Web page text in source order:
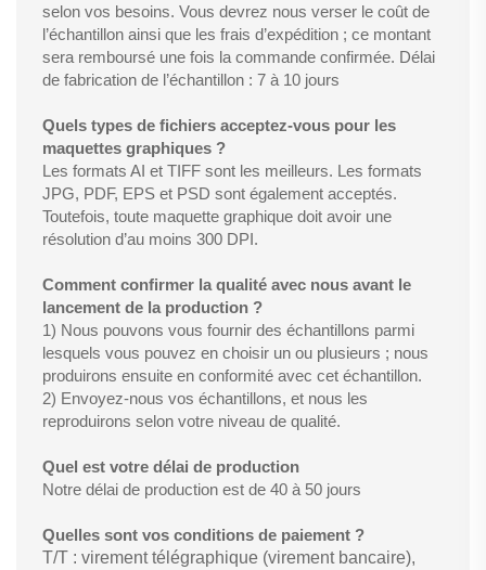
selon vos besoins. Vous devrez nous verser le coût de
l’échantillon ainsi que les frais d’expédition ; ce montant
sera remboursé une fois la commande confirmée. Délai
de fabrication de l’échantillon : 7 à 10 jours
Quels types de fichiers acceptez-vous pour les
maquettes graphiques ?
Les formats AI et TIFF sont les meilleurs. Les formats
JPG, PDF, EPS et PSD sont également acceptés.
Toutefois, toute maquette graphique doit avoir une
résolution d’au moins 300 DPI.
Comment confirmer la qualité avec nous avant le
lancement de la production ?
1) Nous pouvons vous fournir des échantillons parmi
lesquels vous pouvez en choisir un ou plusieurs ; nous
produirons ensuite en conformité avec cet échantillon.
2) Envoyez-nous vos échantillons, et nous les
reproduirons selon votre niveau de qualité.
Quel est votre délai de production
Notre délai de production est de 40 à 50 jours
Quelles sont vos conditions de paiement ?
T/T : virement télégraphique (virement bancaire),